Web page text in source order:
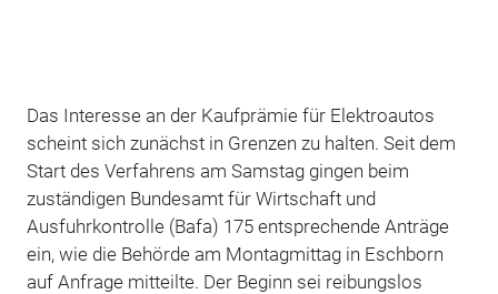
Das Interesse an der Kaufprämie für Elektroautos
scheint sich zunächst in Grenzen zu halten. Seit dem
Start des Verfahrens am Samstag gingen beim
zuständigen Bundesamt für Wirtschaft und
Ausfuhrkontrolle (Bafa) 175 entsprechende Anträge
ein, wie die Behörde am Montagmittag in Eschborn
auf Anfrage mitteilte. Der Beginn sei reibungslos